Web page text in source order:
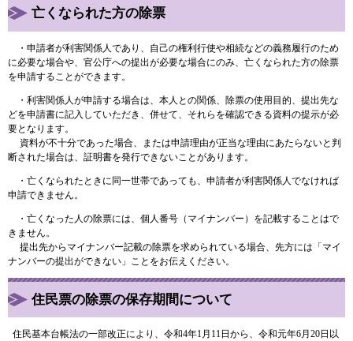
亡くなられた方の除票
・申請者が利害関係人であり、自己の権利行使や相続などの義務履行のため
に必要な場合や、官公庁への提出が必要な場合にのみ、亡くなられた方の除票
を申請することができます。
・利害関係人が申請する場合は、本人との関係、除票の使用目的、提出先な
どを申請書に記入していただき、併せて、それらを確認できる資料の提示が必
要となります。
資料が不十分であった場合、または申請理由が正当な理由にあたらないと判
断された場合は、証明書を発行できないことがあります。
・亡くなられたときに同一世帯であっても、申請者が利害関係人でなければ
申請できません。
・亡くなった人の除票には、個人番号（マイナンバー）を記載することはで
きません。
提出先からマイナンバー記載の除票を求められている場合、先方には「マイ
ナンバーの提出ができない」ことをお伝えください。
住民票の除票の保存期間について
住民基本台帳法の一部改正により、令和4年1月11日から、令和元年6月20日以